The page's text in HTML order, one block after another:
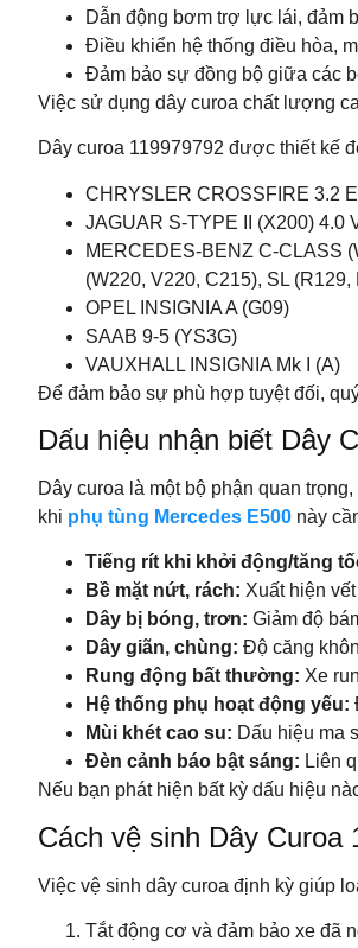
Dẫn động bơm trợ lực lái, đảm
Điều khiển hệ thống điều hòa,
Đảm bảo sự đồng bộ giữa các
Việc sử dụng dây curoa chất lượng
Dây curoa 119979792 được thiết kế
CHRYSLER CROSSFIRE 3.2
JAGUAR S-TYPE II (X200) 4.0
MERCEDES-BENZ C-CLASS
(W220, V220, C215), SL
OPEL INSIGNIA A (G09)
SAAB 9-5 (YS3G)
VAUXHALL INSIGNIA Mk I (A)
Để đảm bảo sự phù hợp tuyệt đối,
Dấu hiệu nhận biết Dây
Dây curoa là một bộ phận quan
khi phụ tùng Mercedes E500 này
Tiếng rít khi khởi động/tăng
Bề mặt nứt, rách: Xuất hiện
Dây bị bóng, trơn: Giảm độ
Dây giãn, chùng: Độ căng
Rung động bất thường: Xe
Hệ thống phụ hoạt động yếu:
Mùi khét cao su: Dấu hiệu ma
Đèn cảnh báo bật sáng: Liên
Nếu bạn phát hiện bất kỳ dấu hiệu
Cách vệ sinh Dây Curoa
Việc vệ sinh dây curoa định kỳ giúp
Tắt động cơ và đảm bảo xe đã